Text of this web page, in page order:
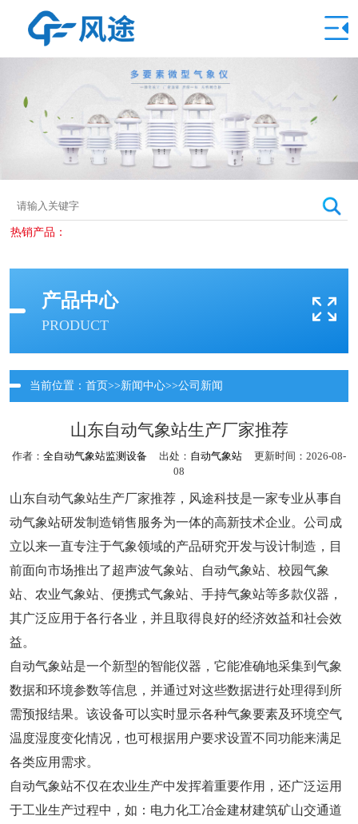
热销产品：
产品中心
PRODUCT
当前位置： 首页>>新闻中心>>公司新闻
山东自动气象站生产厂家推荐
作者： 全自动气象站监测设备 出处： 自动气象站 更新时间：2026-08-
08
山东自动气象站生产厂家推荐，风途科技是一家专业从事自
动气象站研发制造销售服务为一体的高新技术企业。公司成
立以来一直专注于气象领域的产品研究开发与设计制造，目
前面向市场推出了超声波气象站、自动气象站、校园气象
站、农业气象站、便携式气象站、手持气象站等多款仪器，
其广泛应用于各行各业，并且取得良好的经济效益和社会效
益。
自动气象站是一个新型的智能仪器，它能准确地采集到气象
数据和环境参数等信息，并通过对这些数据进行处理得到所
需预报结果。该设备可以实时显示各种气象要素及环境空气
温度湿度变化情况，也可根据用户要求设置不同功能来满足
各类应用需求。
自动气象站不仅在农业生产中发挥着重要作用，还广泛运用
于工业生产过程中，如：电力化工冶金建材建筑矿山交通道